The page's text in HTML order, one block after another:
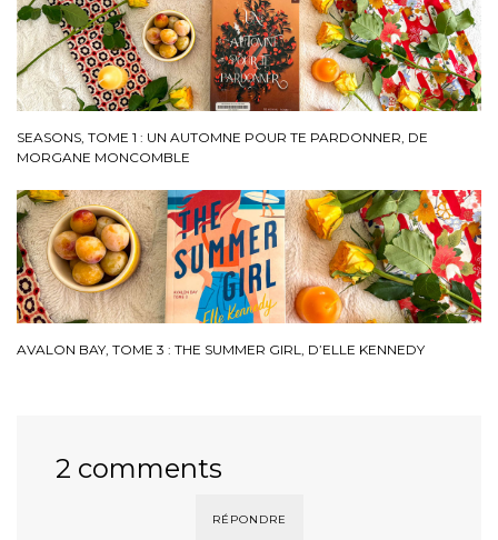
SEASONS, TOME 1 : UN AUTOMNE POUR TE PARDONNER, DE
MORGANE MONCOMBLE
AVALON BAY, TOME 3 : THE SUMMER GIRL, D’ELLE KENNEDY
2 comments
RÉPONDRE